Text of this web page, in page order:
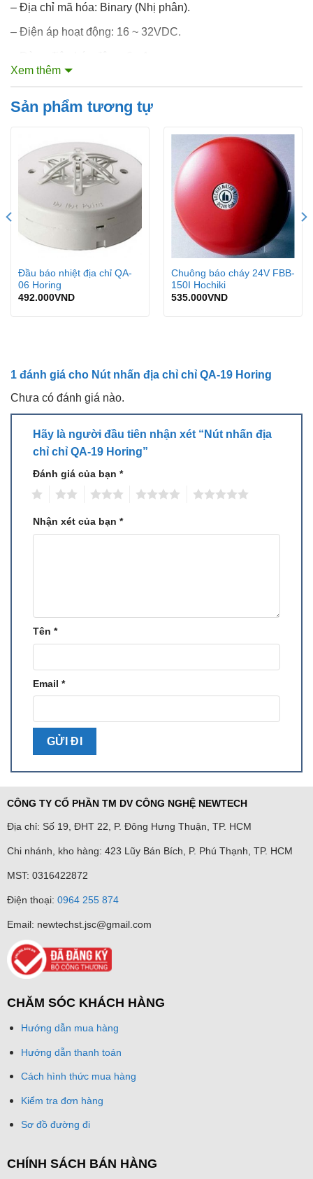
– Địa chỉ mã hóa: Binary (Nhị phân).
– Điện áp hoạt động: 16 ~ 32VDC.
– Nhiệt độ môi trường: 0ºC ~ +50ºC.
– Kích thước (D x H): 140 x 45mm.
Đặc tính kỹ thuật:
Purpose Signal will directly sent to panel
System Connected Control panel zone
Input Source
Output Contacts/Load
EOL Resistor
Alarm Current
Quiescent Current
Ambient Temperature 0oC ~ +50oC
Material Fire-proof plastic
Xem thêm
Sản phẩm tương tự
Đầu báo nhiệt địa chỉ QA-
06 Horing
492.000VND
Chuông báo cháy 24V FBB-
150I Hochiki
535.000VND
1 đánh giá cho Nút nhấn địa chỉ chỉ QA-19 Horing
Chưa có đánh giá nào.
Hãy là người đầu tiên nhận xét “Nút nhấn địa
chỉ chỉ QA-19 Horing”
Đánh giá của bạn *
Nhận xét của bạn *
Tên *
Email *
CÔNG TY CỔ PHẦN TM DV CÔNG NGHỆ NEWTECH
Địa chỉ: Số 19, ĐHT 22, P. Đông Hưng Thuận, TP. HCM
Chi nhánh, kho hàng: 423 Lũy Bán Bích, P. Phú Thạnh, TP. HCM
MST: 0316422872
Điện thoại: 0964 255 874
Email: newtechst.jsc@gmail.com
CHĂM SÓC KHÁCH HÀNG
Hướng dẫn mua hàng
Hướng dẫn thanh toán
Cách hình thức mua hàng
Kiểm tra đơn hàng
Sơ đồ đường đi
CHÍNH SÁCH BÁN HÀNG